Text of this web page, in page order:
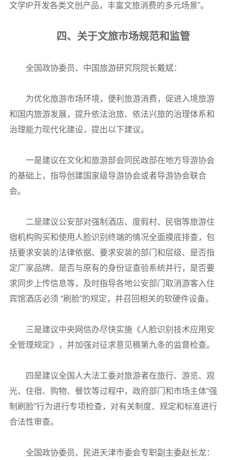
文学IP开发各类文创产品，丰富文旅消费的多元场景”。
四、关于文旅市场规范和监管
全国政协委员、中国旅游研究院院长戴斌：
为优化旅游市场环境，便利旅游消费，促进入境旅游
和国内旅游发展，提升依法治旅、依法兴旅的治理体系和
治理能力现代化建设，提出以下建议。
一是建议在文化和旅游部会同民政部在地方导游协会
的基础上，指导创建国家级导游协会或者导游协会联合
会。
二是建议公安部对强制酒店、度假村、民宿等旅游住
宿机构购买和使用人脸识别终端的情况全面摸底排查，包
括要求安装的法律依据、要求安装的部门和层级、是否指
定厂家品牌、是否与原有的身份证查验系统并行，是否要
求同步上传信息等，及时指导各地公安部门取消游客入住
宾馆酒店必须 “刷脸”的规定，并召回相关的软硬件设备。
三是建议中央网信办尽快实施《人脸识别技术应用安
全管理规定》，并加强对征求意见稿第九条的监督检查。
四是建议全国人大法工委对旅游者在旅行、游览、观
光、住宿、购物、餐饮等过程中，政府部门和市场主体“强
制刷脸”行为进行专项检查，对有关制度、规定和标准进行
合法性审查。
全国政协委员、民进天津市委会专职副主委赵长龙：